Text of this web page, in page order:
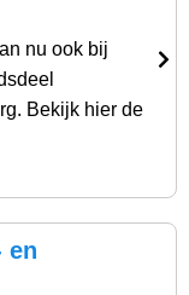
nu ook bij
Bekijk hier de
en